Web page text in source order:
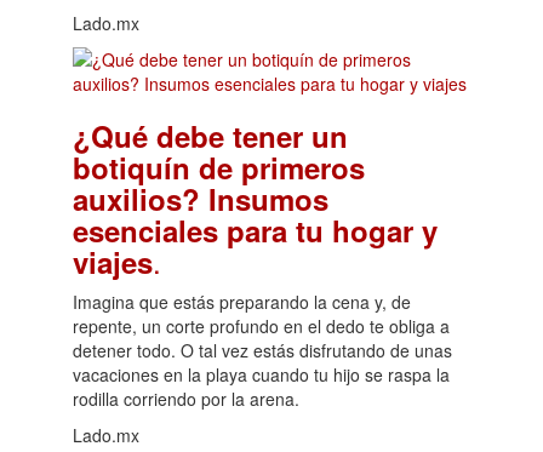
Lado.mx
¿Qué debe tener un
botiquín de primeros
auxilios? Insumos
esenciales para tu hogar y
viajes.
Imagina que estás preparando la cena y, de
repente, un corte profundo en el dedo te obliga a
detener todo. O tal vez estás disfrutando de unas
vacaciones en la playa cuando tu hijo se raspa la
rodilla corriendo por la arena.
Lado.mx